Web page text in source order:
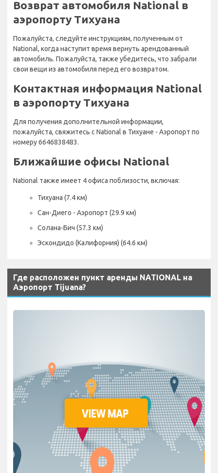
Возврат автомобиля National в
аэропорту Тихуана
Пожалуйста, следуйте инструкциям, полученным от
National, когда наступит время вернуть арендованный
автомобиль. Пожалуйста, также убедитесь, что забрали
свои вещи из автомобиля перед его возвратом.
Контактная информация National
в аэропорту Тихуана
Для получения дополнительной информации,
пожалуйста, свяжитесь с National в Тихуане - Аэропорт по
номеру 6646838483.
Ближайшие офисы National
National также имеет 4 офиса поблизости, включая:
Тихуана (7.4 км)
Сан-Диего - Аэропорт (29.9 км)
Солана-Бич (57.3 км)
Эскондидо (Калифорния) (64.6 км)
Где расположен пункт аренды NATIONAL на
Аэропорт Tijuana?